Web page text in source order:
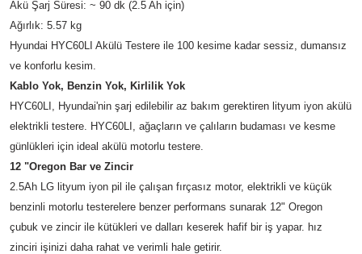
Akü Şarj Süresi: ~ 90 dk (2.5 Ah için)
Ağırlık: 5.57 kg
Hyundai HYC60LI Akülü Testere ile 100 kesime kadar sessiz, dumansız
ve konforlu kesim.
Kablo Yok, Benzin Yok, Kirlilik Yok
HYC60LI, Hyundai'nin şarj edilebilir az bakım gerektiren lityum iyon akülü
elektrikli testere. HYC60LI, ağaçların ve çalıların budaması ve kesme
günlükleri için ideal akülü motorlu testere.
12 "Oregon Bar ve Zincir
2.5Ah LG lityum iyon pil ile çalışan fırçasız motor, elektrikli ve küçük
benzinli motorlu testerelere benzer performans sunarak 12" Oregon
çubuk ve zincir ile kütükleri ve dalları keserek hafif bir iş yapar. hız
zinciri işinizi daha rahat ve verimli hale getirir.